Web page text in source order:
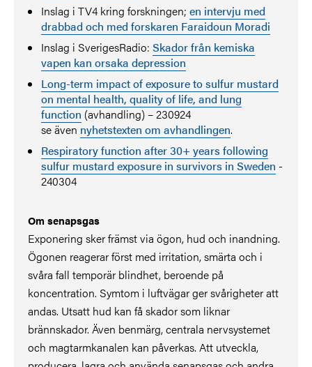
Inslag i TV4 kring forskningen;en intervju med
drabbad och med forskaren Faraidoun Moradi
Inslag i SverigesRadio:Skador från kemiska
vapen kan orsaka depression
Long-term impact of exposure to sulfur mustard
on mental health, quality of life, and lung
function (avhandling) – 230924
se även nyhetstexten om avhandlingen.
Respiratory function after 30+ years following
sulfur mustard exposure in survivors in Sweden -
240304
Om senapsgas
Exponering sker främst via ögon, hud och inandning.
Ögonen reagerar först med irritation, smärta och i
svåra fall temporär blindhet, beroende på
koncentration. Symtom i luftvägar ger svårigheter att
andas. Utsatt hud kan få skador som liknar
brännskador. Även benmärg, centrala nervsystemet
och magtarmkanalen kan påverkas. Att utveckla,